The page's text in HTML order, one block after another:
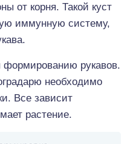
от корня. Такой куст
иммунную систему,
рукавов.
необходимо
Все зависит
растение.